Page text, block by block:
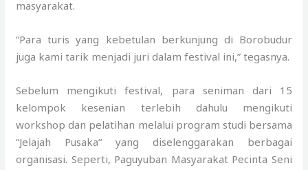
masyarakat.
“Para turis yang kebetulan berkunjung di Borobudur
juga kami tarik menjadi juri dalam festival ini,” tegasnya.
Sebelum mengikuti festival, para seniman dari 15
kelompok kesenian terlebih dahulu mengikuti
workshop dan pelatihan melalui program studi bersama
“Jelajah Pusaka“ yang diselenggarakan berbagai
organisasi. Seperti, Paguyuban Masyarakat Pecinta Seni